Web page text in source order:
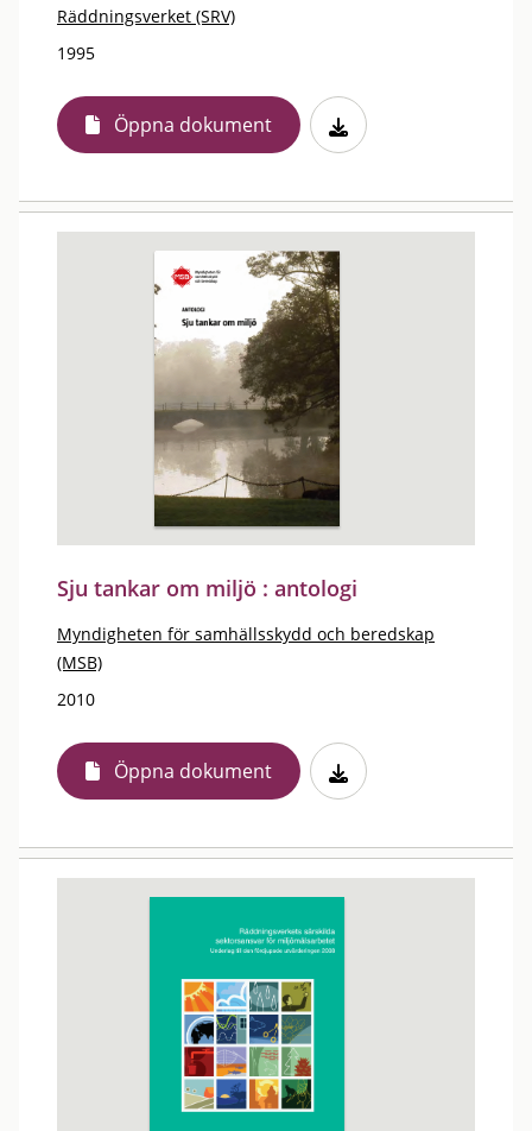
Räddningsverket (SRV)
1995
Öppna dokument
Sju tankar om miljö : antologi
Myndigheten för samhällsskydd och beredskap
(MSB)
2010
Öppna dokument